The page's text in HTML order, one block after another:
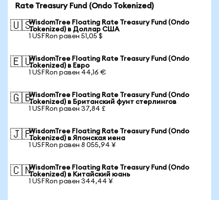
Rate Treasury Fund (Ondo Tokenized)
🇺🇸WisdomTree Floating Rate Treasury Fund (Ondo
Tokenized) в Доллар США
1 USFRon равен 51,05 $
🇪🇺WisdomTree Floating Rate Treasury Fund (Ondo
Tokenized) в Евро
1 USFRon равен 44,16 €
🇬🇧WisdomTree Floating Rate Treasury Fund (Ondo
Tokenized) в Британский фунт стерлингов
1 USFRon равен 37,84 £
🇯🇵WisdomTree Floating Rate Treasury Fund (Ondo
Tokenized) в Японская иена
1 USFRon равен 8 055,94 ¥
🇨🇳WisdomTree Floating Rate Treasury Fund (Ondo
Tokenized) в Китайский юань
1 USFRon равен 344,44 ¥